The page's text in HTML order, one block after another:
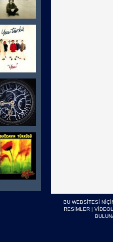
BU WEBSİTESİ
RESİMLER|